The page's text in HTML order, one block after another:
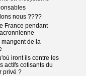
nous ????
France pendant
mangent de la
iront ils contre les
actifs cotisants du
privé ?